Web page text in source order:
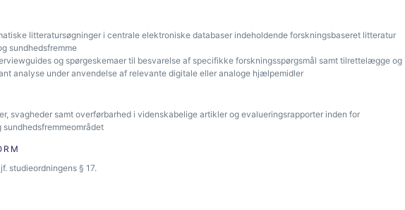
litteratursøgninger i centrale elektroniske databaser indeholdende forskningsbaseret litteratur
sundhedsfremme
og spørgeskemaer til besvarelse af specifikke forskningsspørgsmål samt tilrettelægge og
analyse under anvendelse af relevante digitale eller analoge hjælpemidler
svagheder samt overførbarhed i videnskabelige artikler og evalueringsrapporter inden for
studieordningens § 17.